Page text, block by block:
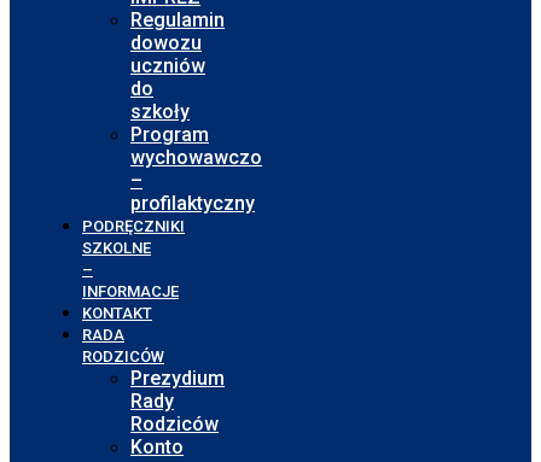
Regulamin
dowozu
uczniów
do
szkoły
Program
wychowawczo
–
profilaktyczny
PODRĘCZNIKI
SZKOLNE
–
INFORMACJE
KONTAKT
RADA
RODZICÓW
Prezydium
Rady
Rodziców
Konto